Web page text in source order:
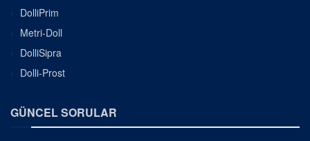
DolliPrim
Metri-Doll
DolliSipra
Dolli-Prost
GÜNCEL SORULAR